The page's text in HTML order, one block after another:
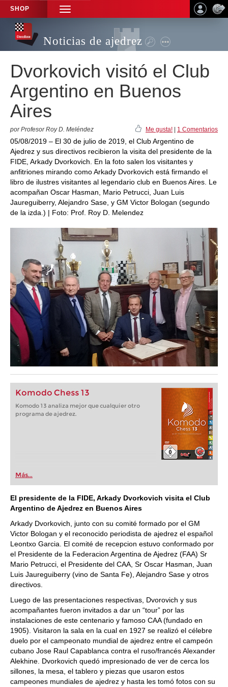
SHOP
TOGGLE
NAVIGATION
Noticias de ajedrez
Dvorkovich visitó el Club
Argentino en Buenos
Aires
por Profesor Roy D. Meléndez Me gusta! 1 Comentarios
05/08/2019 – El 30 de julio de 2019, el Club Argentino de
Ajedrez y sus directivos recibieron la visita del presidente de la
FIDE, Arkady Dvorkovich. En la foto salen los visitantes y
anfitriones mirando como Arkady Dvorkovich está firmando el
libro de ilustres visitantes al legendario club en Buenos Aires. Le
acompañan Oscar Hasman, Mario Petrucci, Juan Luis
Jaureguiberry, Alejandro Sase, y GM Victor Bologan (segundo
de la izda.) | Foto: Prof. Roy D. Melendez
Komodo Chess 13
Komodo 13 analiza mejor que cualquier otro
programa de ajedrez.
Más...
El presidente de la FIDE, Arkady Dvorkovich visita el Club
Argentino de Ajedrez en Buenos Aires
Arkady Dvorkovich, junto con su comité formado por el GM
Victor Bologan y el reconocido periodista de ajedrez el español
Leontxo Garcia. El comité de recepcion estuvo conformado por
el Presidente de la Federacion Argentina de Ajedrez (FAA) Sr
Mario Petrucci, el Presidente del CAA, Sr Oscar Hasman, Juan
Luis Jaureguiberry (vino de Santa Fe), Alejandro Sase y otros
directivos.
Luego de las presentaciones respectivas, Dvorovich y sus
acompañantes fueron invitados a dar un “tour” por las
instalaciones de este centenario y famoso CAA (fundado en
1905). Visitaron la sala en la cual en 1927 se realizó el célebre
duelo por el campeonato mundial de ajedrez entre el campeón
cubano Jose Raul Capablanca contra el ruso/francés Alexander
Alekhine. Dvorkovich quedó impresionado de ver de cerca los
sillones, la mesa, el tablero y piezas que usaron estos
campeones mundiales de ajedrez y hasta les tomó fotos con su